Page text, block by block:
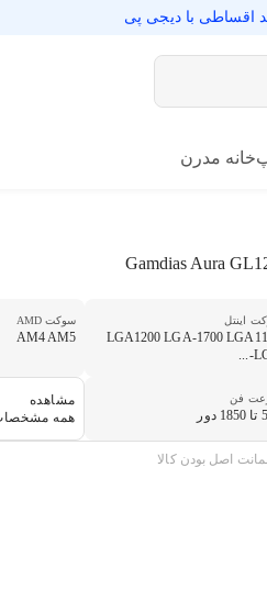
اقساطی بادیجی پی
خانه مدرن
اینتل
LGA1200 LGA-1700
سوکت AMD
AM4 AM5
فن
مشاهده
همه
اصل بودن کالا